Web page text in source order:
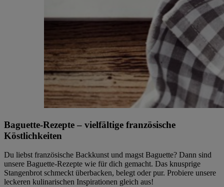
Baguette-Rezepte – vielfältige französische
Köstlichkeiten
Du liebst französische Backkunst und magst Baguette? Dann sind
unsere Baguette-Rezepte wie für dich gemacht. Das knusprige
Stangenbrot schmeckt überbacken, belegt oder pur. Probiere unsere
leckeren kulinarischen Inspirationen gleich aus!